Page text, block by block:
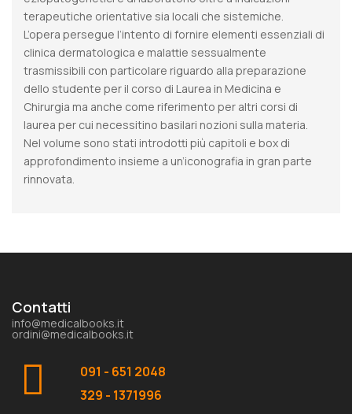
terapeutiche orientative sia locali che sistemiche.
L’opera persegue l’intento di fornire elementi essenziali di
clinica dermatologica e malattie sessualmente
trasmissibili con particolare riguardo alla preparazione
dello studente per il corso di Laurea in Medicina e
Chirurgia ma anche come riferimento per altri corsi di
laurea per cui necessitino basilari nozioni sulla materia.
Nel volume sono stati introdotti più capitoli e box di
approfondimento insieme a un’iconografia in gran parte
rinnovata.
Contatti
info@medicalbooks.it
ordini@medicalbooks.it
091 - 651 2048
329 - 1371996